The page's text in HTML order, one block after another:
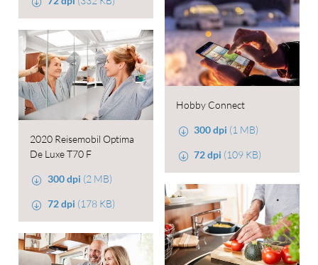
Hobby Connect
300 dpi (1 MB)
72 dpi (109 KB)
2020 Reisemobil Optima
De Luxe T70 F
300 dpi (2 MB)
72 dpi (178 KB)